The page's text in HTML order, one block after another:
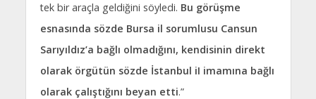
tek bir araçla geldiğini söyledi. Bu görüşme
esnasında sözde Bursa il sorumlusu Cansun
Sarıyıldız’a bağlı olmadığını, kendisinin direkt
olarak örgütün sözde İstanbul iI imamına bağlı
olarak çalıştığını beyan etti.”